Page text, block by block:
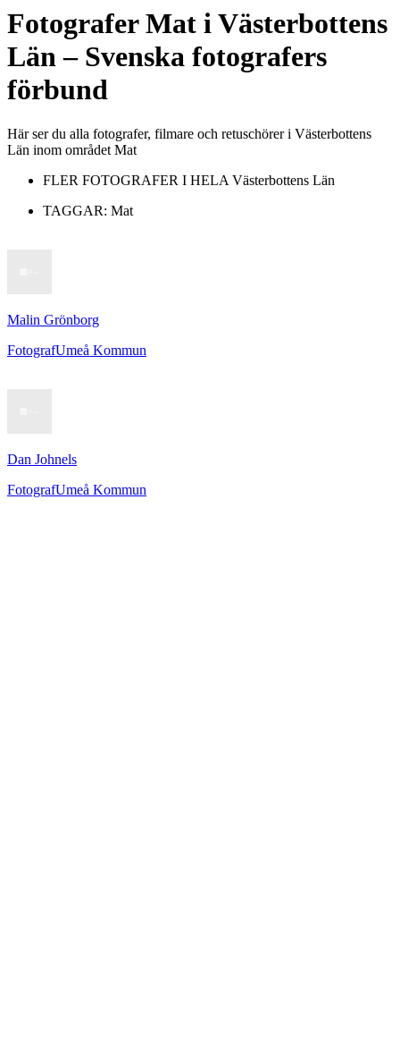
FotograferMat iVästerbottens
Län– Svenska fotografers
förbund
Här ser du alla fotografer, filmare och retuschörer i Västerbottens
Län inom området Mat
FLER FOTOGRAFER I HELA Västerbottens Län
TAGGAR: Mat
Malin Grönborg
FotografUmeå Kommun
Dan Johnels
FotografUmeå Kommun